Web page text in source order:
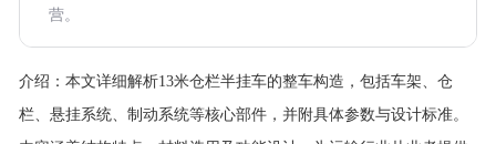
营。
介绍： 本文详细解析13米仓栏半挂车的整车构造，包括车架、仓
栏、悬挂系统、制动系统等核心部件，并附具体参数与设计标准。